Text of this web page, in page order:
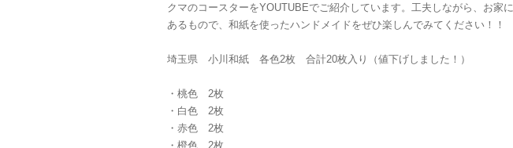
クマのコースターをYOUTUBEでご紹介しています。工夫しながら、お家に
あるもので、和紙を使ったハンドメイドをぜひ楽しんでみてください！！
埼玉県 小川和紙 各色2枚 合計20枚入り（値下げしました！）
・桃色 2枚
・白色 2枚
・赤色 2枚
・橙色 2枚